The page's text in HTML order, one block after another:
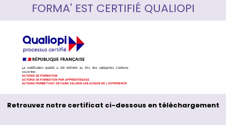
FORMA' EST CERTIFIÉ QUALIOPI
Retrouvez notre certificat ci-dessous en téléchargement